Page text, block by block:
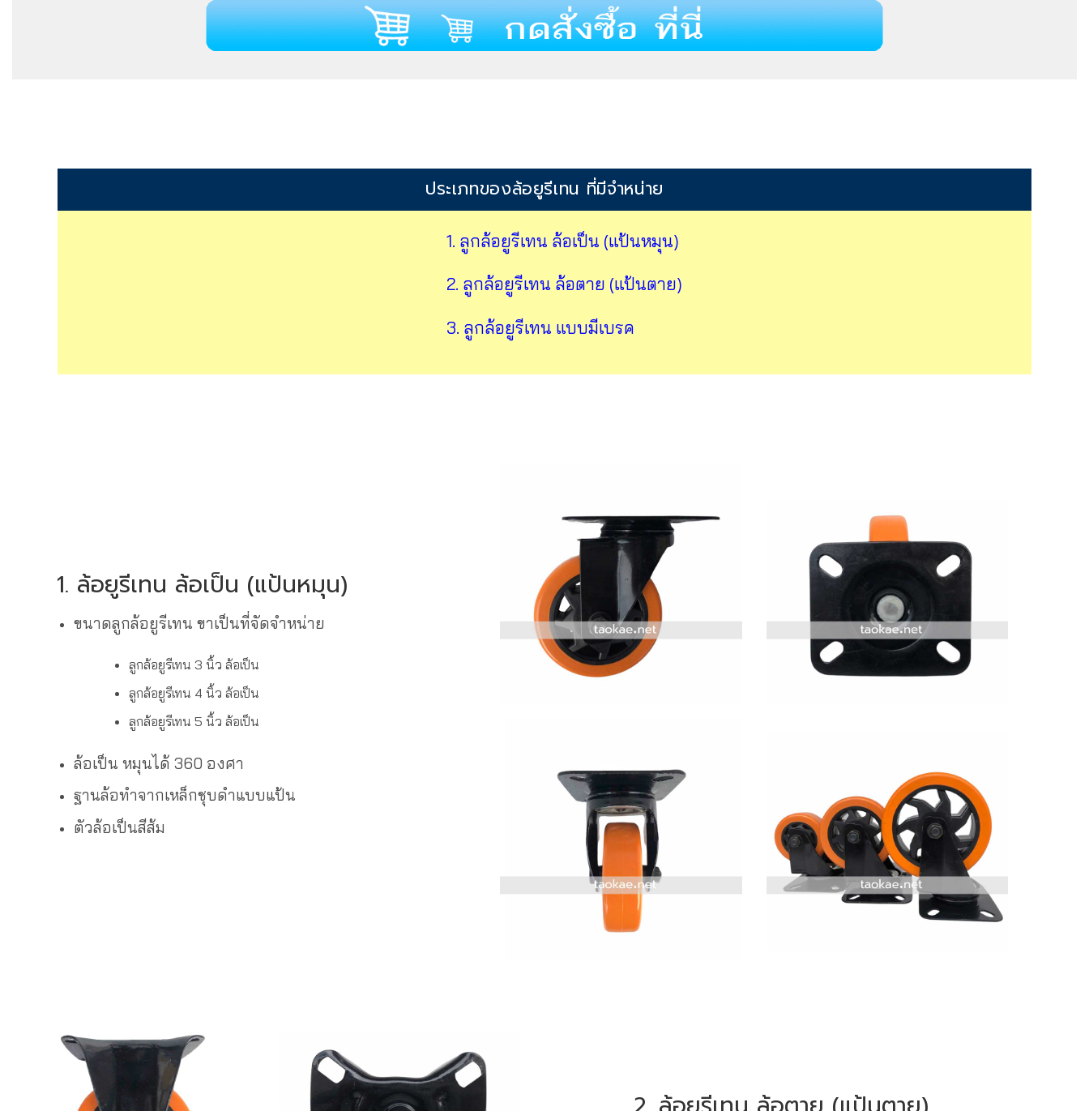
ประเภทของล้อยูรีเทน ที่มีจำหน่าย
1. ลูกล้อยูรีเทน ล้อเป็น (แป้นหมุน)
2. ลูกล้อยูรีเทน ล้อตาย (แป้นตาย)
3. ลูกล้อยูรีเทน แบบมีเบรค
1. ล้อยูรีเทน ล้อเป็น (แป้นหมุน)
ขนาดลูกล้อยูรีเทน ขาเป็นที่จัดจำหน่าย
ลูกล้อยูรีเทน 3 นิ้ว ล้อเป็น
ลูกล้อยูรีเทน 4 นิ้ว ล้อเป็น
ลูกล้อยูรีเทน 5 นิ้ว ล้อเป็น
ล้อเป็น หมุนได้ 360 องศา
ฐานล้อทำจากเหล็กชุบดำแบบแป้น
ตัวล้อเป็นสีส้ม